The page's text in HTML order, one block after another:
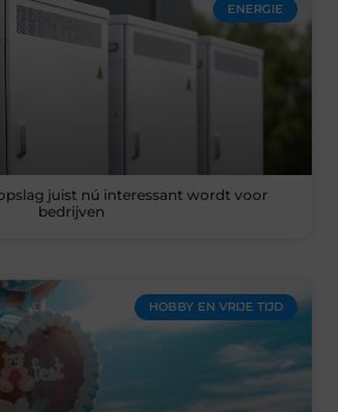
ENERGIE
juist nú interessant wordt voor
bedrijven
HOBBY EN VRIJE TIJD